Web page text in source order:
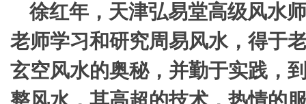
徐红年 ， 天津弘易堂高级风水
老师学习和研究周易风水，得于
玄空风水的奥秘，并勤于实践，